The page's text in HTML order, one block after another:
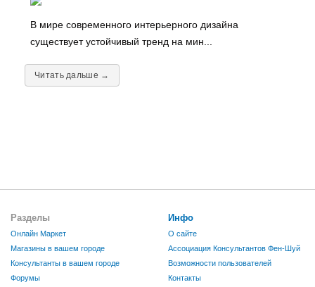
В мире современного интерьерного дизайна
существует устойчивый тренд на мин...
Читать дальше →
Разделы
Онлайн Маркет
Магазины в вашем городе
Консультанты в вашем городе
Форумы
Инфо
О сайте
Ассоциация Консультантов Фен-Шуй
Возможности пользователей
Контакты